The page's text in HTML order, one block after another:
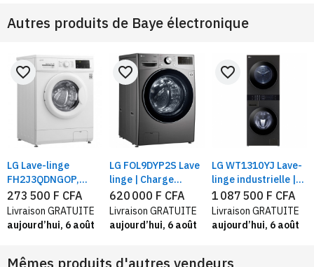
Autres produits de Baye électronique
LG Lave-linge
FH2J3QDNGOP,
Capacité 7 kg,
direct drive, Blanc
favorite_border
273 500 F CFA
Livraison GRATUITE
aujourd’hui, 6 août
LG FOL9DYP2S Lave
linge | Charge
frontale 15 KG | 6
Motion Direct
IADrive™ | Inverter
favorite_border
620 000 F CFA
Livraison GRATUITE
aujourd’hui, 6 août
LG WT1310YJ Lave-
linge industrielle |
Lavage 13KG /
Séchage 10KG ,avec
technologie Centre
favorite_border
1 087 500 F CFA
Livraison GRATUITE
aujourd’hui, 6 août